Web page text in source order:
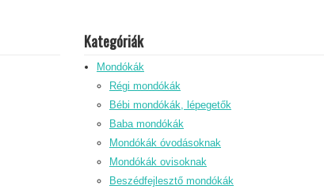
Kategóriák
Mondókák
Régi mondókák
Bébi mondókák, lépegetők
Baba mondókák
Mondókák óvodásoknak
Mondókák ovisoknak
Beszédfejlesztő mondókák